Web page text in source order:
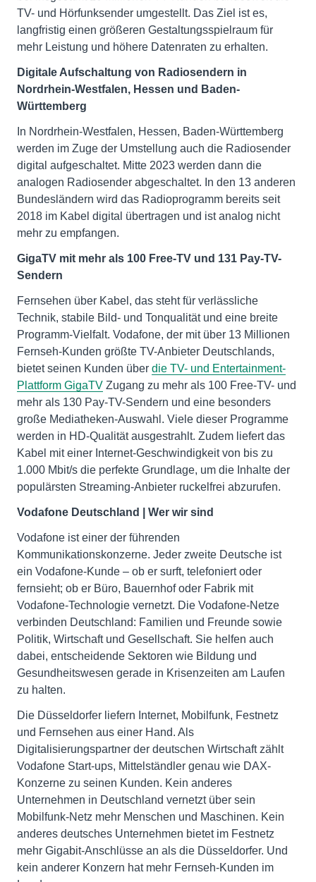
TV- und Hörfunksender umgestellt. Das Ziel ist es,
langfristig einen größeren Gestaltungsspielraum für
mehr Leistung und höhere Datenraten zu erhalten.
Digitale Aufschaltung von Radiosendern in
Nordrhein-Westfalen, Hessen und Baden-
Württemberg
In Nordrhein-Westfalen, Hessen, Baden-Württemberg
werden im Zuge der Umstellung auch die Radiosender
digital aufgeschaltet. Mitte 2023 werden dann die
analogen Radiosender abgeschaltet. In den 13 anderen
Bundesländern wird das Radioprogramm bereits seit
2018 im Kabel digital übertragen und ist analog nicht
mehr zu empfangen.
GigaTV mit mehr als 100 Free-TV und 131 Pay-TV-
Sendern
Fernsehen über Kabel, das steht für verlässliche
Technik, stabile Bild- und Tonqualität und eine breite
Programm-Vielfalt. Vodafone, der mit über 13 Millionen
Fernseh-Kunden größte TV-Anbieter Deutschlands,
bietet seinen Kunden über die TV- und Entertainment-
Plattform GigaTV Zugang zu mehr als 100 Free-TV- und
mehr als 130 Pay-TV-Sendern und eine besonders
große Mediatheken-Auswahl. Viele dieser Programme
werden in HD-Qualität ausgestrahlt. Zudem liefert das
Kabel mit einer Internet-Geschwindigkeit von bis zu
1.000 Mbit/s die perfekte Grundlage, um die Inhalte der
populärsten Streaming-Anbieter ruckelfrei abzurufen.
Vodafone Deutschland | Wer wir sind
Vodafone ist einer der führenden
Kommunikationskonzerne. Jeder zweite Deutsche ist
ein Vodafone-Kunde – ob er surft, telefoniert oder
fernsieht; ob er Büro, Bauernhof oder Fabrik mit
Vodafone-Technologie vernetzt. Die Vodafone-Netze
verbinden Deutschland: Familien und Freunde sowie
Politik, Wirtschaft und Gesellschaft. Sie helfen auch
dabei, entscheidende Sektoren wie Bildung und
Gesundheitswesen gerade in Krisenzeiten am Laufen
zu halten.
Die Düsseldorfer liefern Internet, Mobilfunk, Festnetz
und Fernsehen aus einer Hand. Als
Digitalisierungspartner der deutschen Wirtschaft zählt
Vodafone Start-ups, Mittelständler genau wie DAX-
Konzerne zu seinen Kunden. Kein anderes
Unternehmen in Deutschland vernetzt über sein
Mobilfunk-Netz mehr Menschen und Maschinen. Kein
anderes deutsches Unternehmen bietet im Festnetz
mehr Gigabit-Anschlüsse an als die Düsseldorfer. Und
kein anderer Konzern hat mehr Fernseh-Kunden im